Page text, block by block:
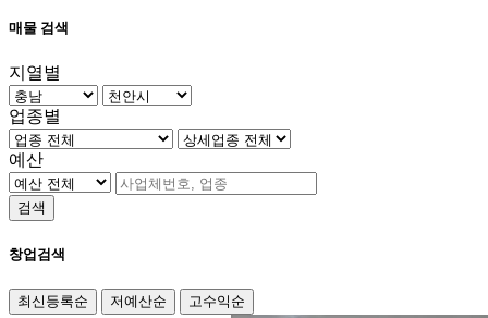
매물 검색
지열별
업종별
예산
검색
창업검색
최신등록순 저예산순 고수익순